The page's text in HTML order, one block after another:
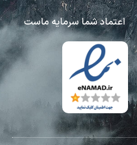
اعتماد شما سرمایه ماست